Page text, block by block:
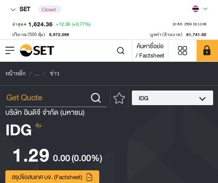
SET Closed
ล่าสุด 1,624.36 +12.36 (+0.77%) 10 ส.ค. 2569 19:11:08
ปริมาณ ('000 หุ้น) 8,972,098 มูลค่า (ล้านบาท) 61,741.00
ค้นหาชื่อย่อ
/ Factsheet
หน้าหลัก ... ข่าว
IDG
บริษัท อินดิจี จำกัด (มหาชน)
IDG หุ้น
1.29 0.00(0.00%)
สรุปข้อสนเทศ บจ. (Factsheet)